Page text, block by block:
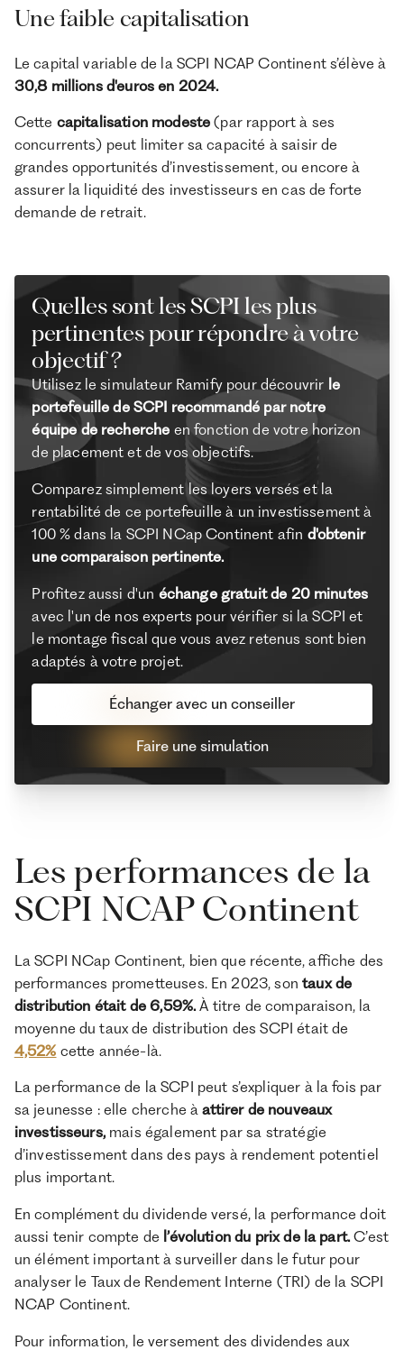
Une faible capitalisation
Le capital variable de la SCPI NCAP Continent s’élève à
30,8 millions d'euros en 2024.
Cette capitalisation modeste (par rapport à ses
concurrents) peut limiter sa capacité à saisir de
grandes opportunités d’investissement, ou encore à
assurer la liquidité des investisseurs en cas de forte
demande de retrait.
Quelles sont les SCPI les plus
pertinentes pour répondre à votre
objectif ?
Utilisez le simulateur Ramify pour découvrir le
portefeuille de SCPI recommandé par notre
équipe de recherche en fonction de votre horizon
de placement et de vos objectifs.
Comparez simplement les loyers versés et la
rentabilité de ce portefeuille à un investissement à
100 % dans la SCPI NCap Continent afin d'obtenir
une comparaison pertinente.
Profitez aussi d'un échange gratuit de 20 minutes
avec l'un de nos experts pour vérifier si la SCPI et
le montage fiscal que vous avez retenus sont bien
adaptés à votre projet.
Faire une simulation
Échanger avec un conseiller
Les performances de la
SCPI NCAP Continent
La SCPI NCap Continent, bien que récente, affiche des
performances prometteuses. En 2023, sontaux de
distribution était de 6,59%.À titre de comparaison, la
moyenne du taux de distribution des SCPI était de
4,52% cette année-là.
La performance de la SCPI peut s’expliquer à la fois par
sa jeunesse : elle cherche àattirer de nouveaux
investisseurs, mais également par sa stratégie
d’investissement dans des pays à rendement potentiel
plus important.
En complément du dividende versé, la performance doit
aussi tenir compte de l’évolution du prix de la part.C’est
un élément important à surveiller dans le futur pour
analyser le Taux de Rendement Interne (TRI) de la SCPI
NCAP Continent.
Pour information, le versement des dividendes aux